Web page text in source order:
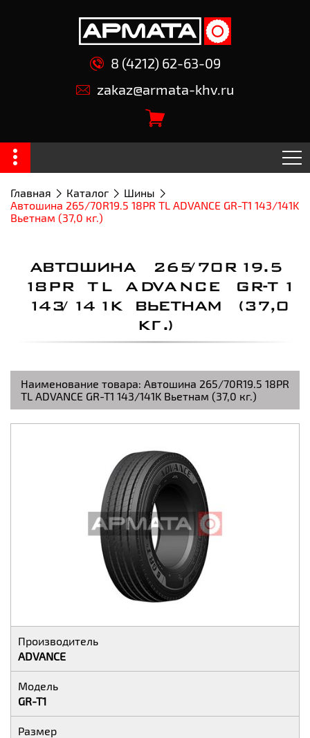
8 (4212) 62-63-09
zakaz@armata-khv.ru
Главная Каталог
Шины
Автошина 265/70R19.5 18PR TL ADVANCE GR-T1 143/141K
Вьетнам (37,0 кг.)
АВТОШИНА 265/70R19.5
18PR TL ADVANCE GR-T1
143/141K ВЬЕТНАМ (37,0
КГ.)
Наименование товара: Автошина 265/70R19.5 18PR
TL ADVANCE GR-T1 143/141K Вьетнам (37,0 кг.)
Производитель
ADVANCE
Модель
GR-T1
Размер